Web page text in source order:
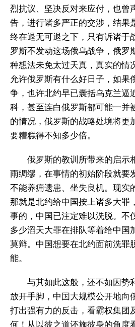
烈抗议、坚决反对来应付，也曾
告，进行诸多严正的交涉，结果
终在退无可退之下，只有诉诸于
罗斯不发动这场俄乌战争，俄罗
种想法未免太过天真，真实的情
允许俄罗斯有什么好日子，如果
争，也许北约早已囊括乌克兰逼
科，甚至连白俄罗斯都可能一并
的情况，俄罗斯的战略处境将更
要糟糕得不知多少倍。
俄罗斯的教训所带来的启示
雨绸缪，在事情的初始阶段就要
不能养痈遗患、坐失良机。现实
那就是北约给中国按上诸多大罪
事的，中国已注定难以洗脱。不
多少滔天大罪在排队等着给中国
莫辩。中国想要在北约面前洗罪
能。
与其如此这般，还不如因势
放开手脚，中国大规模公开地向
打出强有力的反击，看霸权集团
何！从以彼之道还施彼身的角度